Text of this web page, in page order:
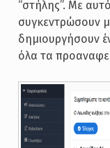
“στήλης”. Με
συγκεντρώσουν
δημιουργήσουν
όλα τα